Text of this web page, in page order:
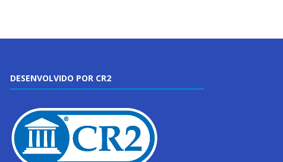
DESENVOLVIDO POR CR2